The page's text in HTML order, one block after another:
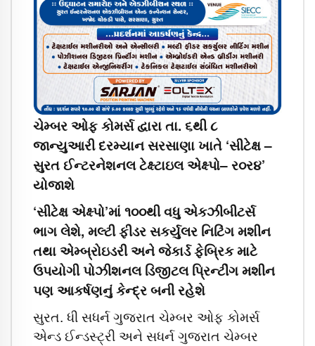
ચેમ્બર ઓફ કોમર્સ દ્વારા તા. ૬થી ૮
જાન્યુઆરી દરમ્યાન સરસાણા ખાતે ‘સીટેક્ષ –
સુરત ઈન્ટરનેશનલ ટેક્ષ્ટાઇલ એક્ષ્પો– ર૦ર૪’
યોજાશે
‘સીટેક્ષ એક્ષ્પો’માં ૧૦૦થી વધુ એકઝીબીટર્સ
ભાગ લેશે, મલ્ટી ફીડર સકર્યુલર નિટિંગ મશીન
તથા એમ્બ્રોઇડરી અને જેકાર્ડ ફેબ્રિક માટે
ઉપયોગી પોઝીશનલ ડિજીટલ પ્રિન્ટીંગ મશીન
પણ આકર્ષણનું કેન્દ્ર બની રહેશે
સુરત. ધી સધર્ન ગુજરાત ચેમ્બર ઓફ કોમર્સ
એન્ડ ઈન્ડસ્ટ્રી અને સધર્ન ગુજરાત ચેમ્બર